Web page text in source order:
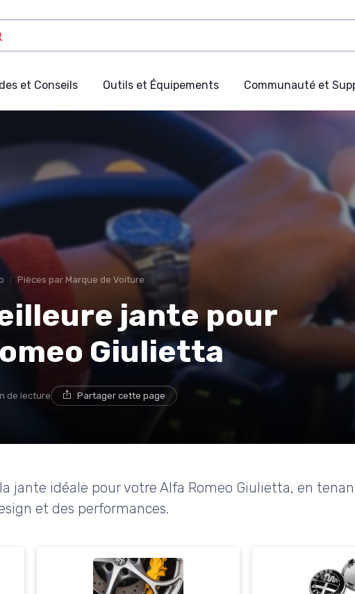
et Conseils Outils et Équipements Communauté et
Pièces par Marque de Voiture
jante pour
Giulietta
de lecture Partager cette page
jante idéale pour votre Alfa Romeo Giulietta, en
et des performances.